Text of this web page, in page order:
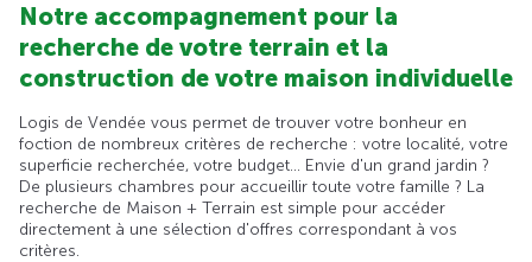
Notre accompagnement pour la
recherche de votre terrain et la
construction de votre maison individuelle
Logis de Vendée vous permet de trouver votre bonheur en
foction de nombreux critères de recherche : votre localité, votre
superficie recherchée, votre budget... Envie d'un grand jardin ?
De plusieurs chambres pour accueillir toute votre famille ? La
recherche de Maison + Terrain est simple pour accéder
directement à une sélection d'offres correspondant à vos
critères.